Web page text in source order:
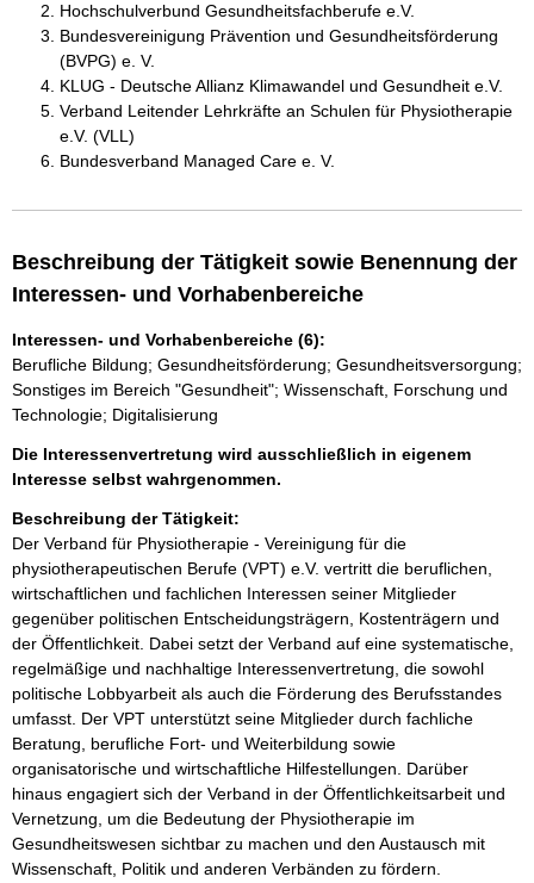
Hochschulverbund Gesundheitsfachberufe e.V.
Bundesvereinigung Prävention und Gesundheitsförderung
(BVPG) e. V.
KLUG - Deutsche Allianz Klimawandel und Gesundheit e.V.
Verband Leitender Lehrkräfte an Schulen für Physiotherapie
e.V. (VLL)
Bundesverband Managed Care e. V.
Beschreibung der Tätigkeit sowie Benennung der
Interessen- und Vorhabenbereiche
Interessen- und Vorhabenbereiche (6):
Berufliche Bildung; Gesundheitsförderung; Gesundheitsversorgung;
Sonstiges im Bereich "Gesundheit"; Wissenschaft, Forschung und
Technologie; Digitalisierung
Die Interessenvertretung wird ausschließlich in eigenem
Interesse selbst wahrgenommen.
Beschreibung der Tätigkeit:
Der Verband für Physiotherapie - Vereinigung für die
physiotherapeutischen Berufe (VPT) e.V. vertritt die beruflichen,
wirtschaftlichen und fachlichen Interessen seiner Mitglieder
gegenüber politischen Entscheidungsträgern, Kostenträgern und
der Öffentlichkeit. Dabei setzt der Verband auf eine systematische,
regelmäßige und nachhaltige Interessenvertretung, die sowohl
politische Lobbyarbeit als auch die Förderung des Berufsstandes
umfasst. Der VPT unterstützt seine Mitglieder durch fachliche
Beratung, berufliche Fort- und Weiterbildung sowie
organisatorische und wirtschaftliche Hilfestellungen. Darüber
hinaus engagiert sich der Verband in der Öffentlichkeitsarbeit und
Vernetzung, um die Bedeutung der Physiotherapie im
Gesundheitswesen sichtbar zu machen und den Austausch mit
Wissenschaft, Politik und anderen Verbänden zu fördern.